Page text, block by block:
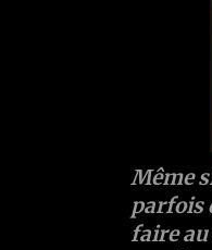
Même
parfois
faire au